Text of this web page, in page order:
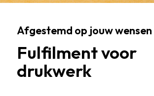
Afgestemd op jouw wensen
Fulfilment voor
drukwerk